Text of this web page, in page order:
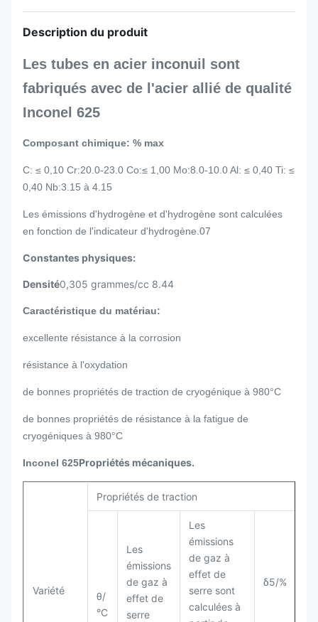
Description du produit
Les tubes en acier inconuil sont
fabriqués avec de l'acier allié de qualité
Inconel 625
Composant chimique: % max
C: ≤ 0,10 Cr:20.0-23.0 Co:≤ 1,00 Mo:8.0-10.0 Al: ≤ 0,40 Ti: ≤
0,40 Nb:3.15 à 4.15
Les émissions d'hydrogène et d'hydrogène sont calculées
en fonction de l'indicateur d'hydrogène.07
Constantes physiques:
Densité0,305 grammes/cc 8.44
Caractéristique du matériau:
excellente résistance à la corrosion
résistance à l'oxydation
de bonnes propriétés de traction de cryogénique à 980°C
de bonnes propriétés de résistance à la fatigue de
cryogéniques à 980°C
Inconel 625Propriétés mécaniques.
Variété
Propriétés de traction
θ/
°C
Les
émissions
de gaz à
effet de
serre
Les
émissions
de gaz à
effet de
serre sont
calculées à
δ5/%